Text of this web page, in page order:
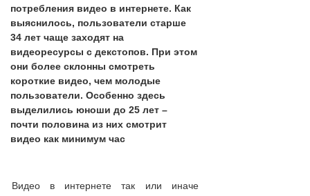
потребления видео в интернете. Как
выяснилось, пользователи старше
34 лет чаще заходят на
видеоресурсы с декстопов. При этом
они более склонны смотреть
короткие видео, чем молодые
пользователи. Особенно здесь
выделились юноши до 25 лет –
почти половина из них смотрит
видео как минимум час
Видео в интернете так или иначе